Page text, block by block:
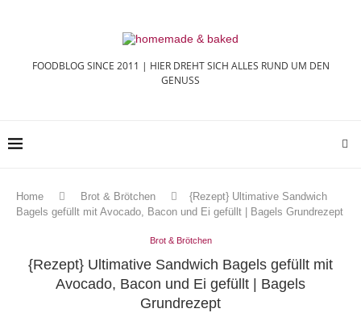
FOODBLOG SINCE 2011 | HIER DREHT SICH ALLES RUND UM DEN
GENUSS
Home Brot & Brötchen
{Rezept} Ultimative Sandwich
Bagels gefüllt mit Avocado, Bacon und Ei gefüllt | Bagels Grundrezept
Brot & Brötchen
{Rezept} Ultimative Sandwich Bagels gefüllt mit
Avocado, Bacon und Ei gefüllt | Bagels
Grundrezept